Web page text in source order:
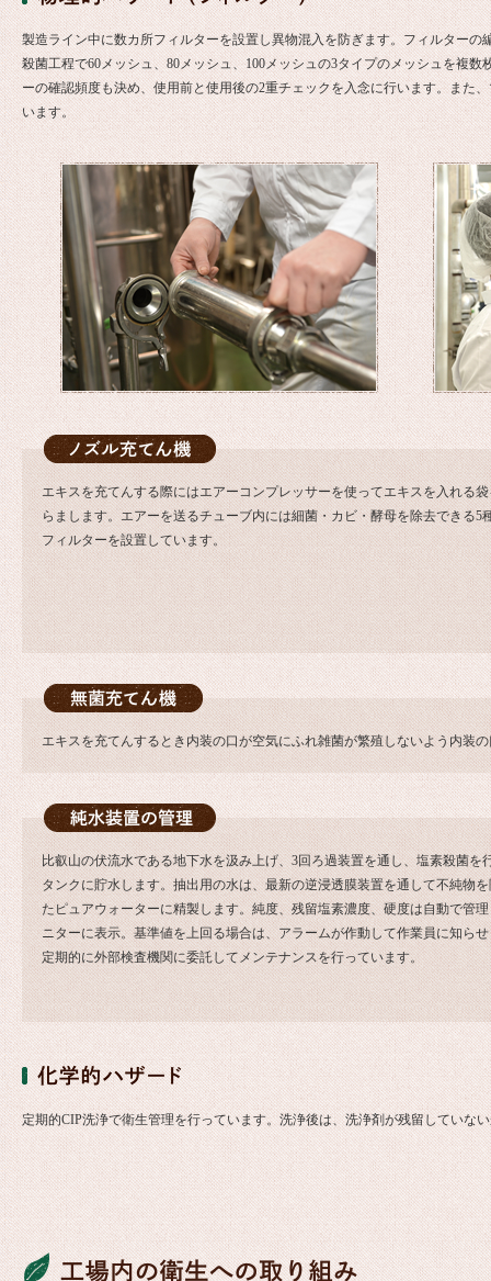
製造ライン中に数カ所フィルターを設置し異物混入を防ぎます。フィルター
殺菌工程で60メッシュ、80メッシュ、100メッシュの3タイプのメッシュを複
ーの確認頻度も決め、使用前と使用後の2重チェックを入念に行います。また
います。
エキスを充てんする際にはエアーコンプレッサーを使ってエキスを入れる
らまします。エアーを送るチューブ内には細菌・カビ・酵母を除去できる5
フィルターを設置しています。
エキスを充てんするとき内装の口が空気にふれ雑菌が繁殖しないよう内装
比叡山の伏流水である地下水を汲み上げ、3回ろ過装置を通し、塩素殺菌を
タンクに貯水します。抽出用の水は、最新の逆浸透膜装置を通して不純物
たピュアウォーターに精製します。純度、残留塩素濃度、硬度は自動で管
ニターに表示。基準値を上回る場合は、アラームが作動して作業員に知ら
定期的に外部検査機関に委託してメンテナンスを行っています。
定期的CIP洗浄で衛生管理を行っています。洗浄後は、洗浄剤が残留していな